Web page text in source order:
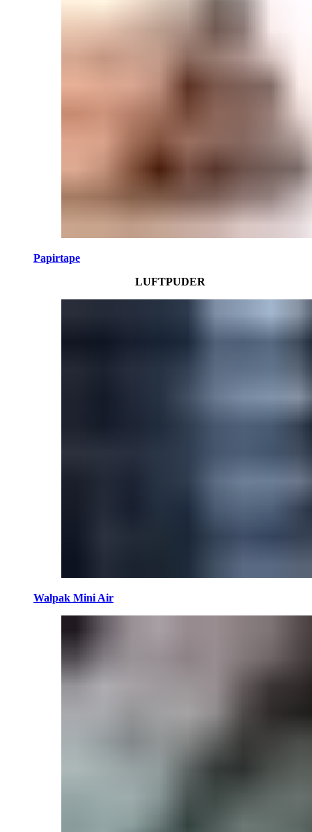
Papirtape
LUFTPUDER
Walpak Mini Air